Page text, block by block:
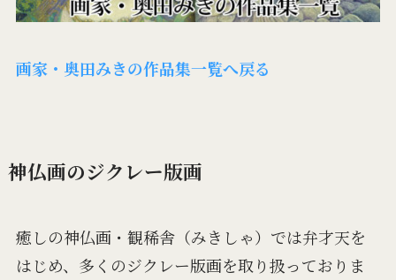
画家・奥田みきの作品集一覧へ戻る
神仏画のジクレー版画
癒しの神仏画・観稀舎（みきしゃ）では弁才天を
はじめ、多くのジクレー版画を取り扱っておりま